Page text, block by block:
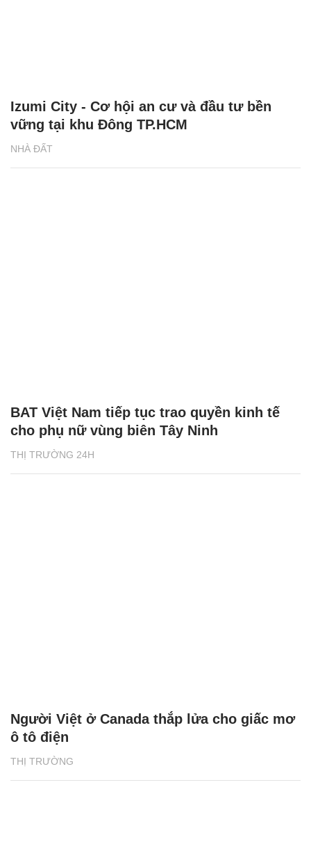
NHÀ ĐẤT
Izumi City - Cơ hội an cư và đầu tư bền
vững tại khu Đông TP.HCM
THỊ TRƯỜNG 24H
BAT Việt Nam tiếp tục trao quyền kinh tế
cho phụ nữ vùng biên Tây Ninh
THỊ TRƯỜNG
Người Việt ở Canada thắp lửa cho giấc mơ
ô tô điện